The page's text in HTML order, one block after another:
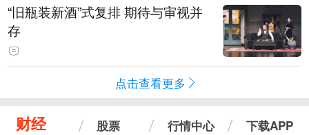
“旧瓶装新酒”式复排 期待与审视并
存
点击查看更多
财经 股票 行情中心 下载APP